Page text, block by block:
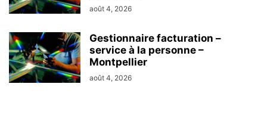
août 4, 2026
Gestionnaire facturation –
service à la personne –
Montpellier
août 4, 2026